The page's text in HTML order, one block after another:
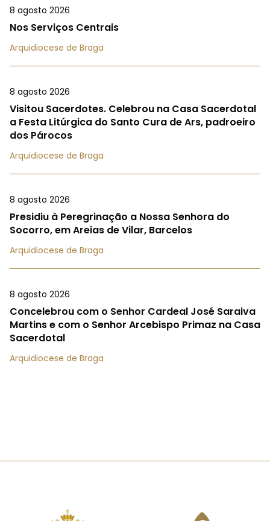
8 agosto 2026
Nos Serviços Centrais
Arquidiocese de Braga
8 agosto 2026
Visitou Sacerdotes. Celebrou na Casa Sacerdotal
a Festa Litúrgica do Santo Cura de Ars, padroeiro
dos Párocos
Arquidiocese de Braga
8 agosto 2026
Presidiu à Peregrinação a Nossa Senhora do
Socorro, em Areias de Vilar, Barcelos
Arquidiocese de Braga
8 agosto 2026
Concelebrou com o Senhor Cardeal José Saraiva
Martins e com o Senhor Arcebispo Primaz na Casa
Sacerdotal
Arquidiocese de Braga